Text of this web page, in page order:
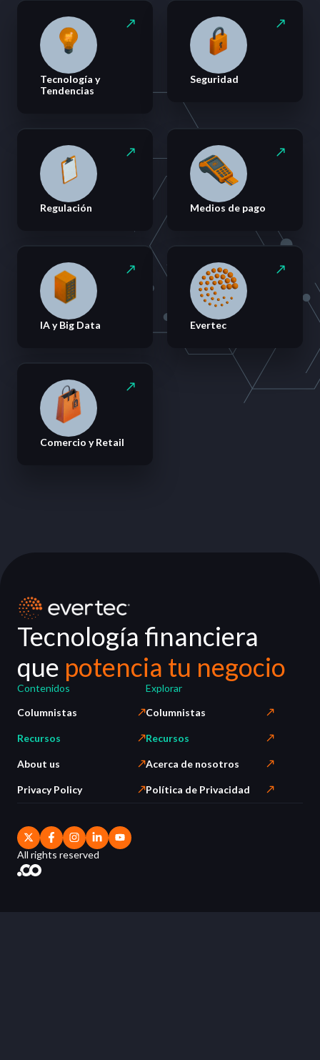
Tecnología y
Tendencias
Seguridad
Regulación Medios de pago
IA y Big Data Evertec
Comercio y Retail
Tecnología financiera
que potencia tu negocio
Contenidos
Columnistas
Recursos
About us
Privacy Policy
Explorar
Columnistas
Recursos
Acerca de nosotros
Política de Privacidad
All rights reserved